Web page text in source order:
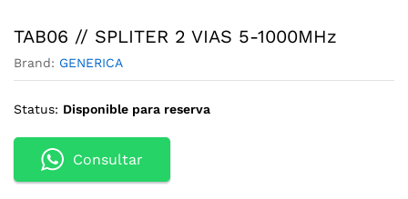
TAB06 // SPLITER 2 VIAS 5-1000MHz
Brand: GENERICA
Status: Disponible para reserva
Consultar